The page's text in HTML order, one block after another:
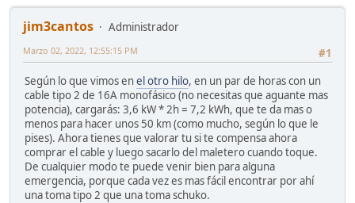
jim3cantos
Administrador
#1
Marzo 02, 2022, 12:55:15 PM
Según lo que vimos enel otro hilo, en un par de horas con un
cable tipo 2 de 16A monofásico (no necesitas que aguante mas
potencia), cargarás: 3,6 kW * 2h = 7,2 kWh, que te da mas o
menos para hacer unos 50 km (como mucho, según lo que le
pises). Ahora tienes que valorar tu si te compensa ahora
comprar el cable y luego sacarlo del maletero cuando toque.
De cualquier modo te puede venir bien para alguna
emergencia, porque cada vez es mas fácil encontrar por ahí
una toma tipo 2 que una toma schuko.